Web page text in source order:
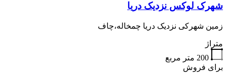
شهرک لوکس نزدیک دریا
زمین شهرکی نزدیک دریا چمخاله،چاف
متراژ
200 متر مربع
برای فروش